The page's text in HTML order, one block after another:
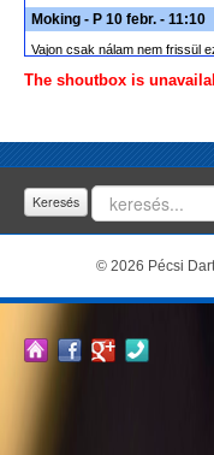
Moking - P 10 febr. - 11:10
Vajon csak nálam nem frissül
JoomJunk - H 16 jan. -
The shoutbox is
Keresés
© 2026 Pécsi